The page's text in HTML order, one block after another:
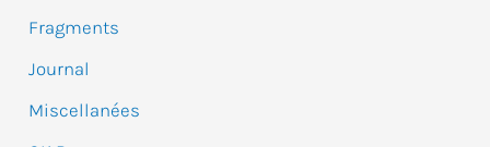
e
r
Fragments
Journal
Miscellanées